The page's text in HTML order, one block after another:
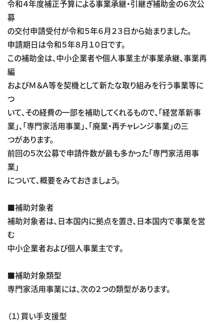
令和４年度補正予算による事業承継・引継ぎ補助金の６次公
募
の交付申請受付が令和５年６月２３日から始まりました。
申請期日は令和５年８月１０日です。
この補助金は、中小企業者や個人事業主が事業承継、事業再
編
およびＭ＆Ａ等を契機として新たな取り組みを行う事業等に
つ
いて、その経費の一部を補助してくれるもので、「経営革新事
業」、「専門家活用事業」、「廃業・再チャレンジ事業」の三
つがあります。
前回の５次公募で申請件数が最も多かった「専門家活用事
業」
について、概要をみておきましょう。
■補助対象者
補助対象者は、日本国内に拠点を置き、日本国内で事業を営
む
中小企業者および個人事業主です。
■補助対象類型
専門家活用事業には、次の２つの類型があります。
（１）買い手支援型